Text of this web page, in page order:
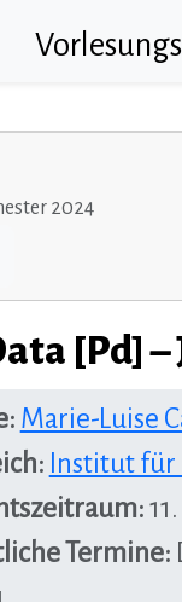
2024
[Pd] –
Marie-Luise
Institut für
Termine: